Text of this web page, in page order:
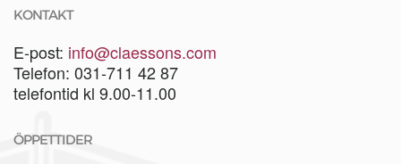
KONTAKT
E-post: info@claessons.com
Telefon: 031-711 42 87
telefontid kl 9.00-11.00
ÖPPETTIDER